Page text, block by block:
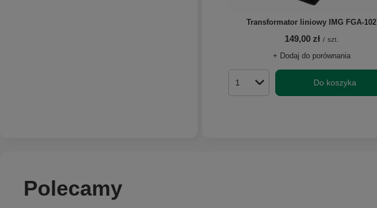
Transformator liniowy IMG FGA-102
149,00 zł / szt.
+ Dodaj do porównania
Ilość produktów Do koszyka
Polecamy